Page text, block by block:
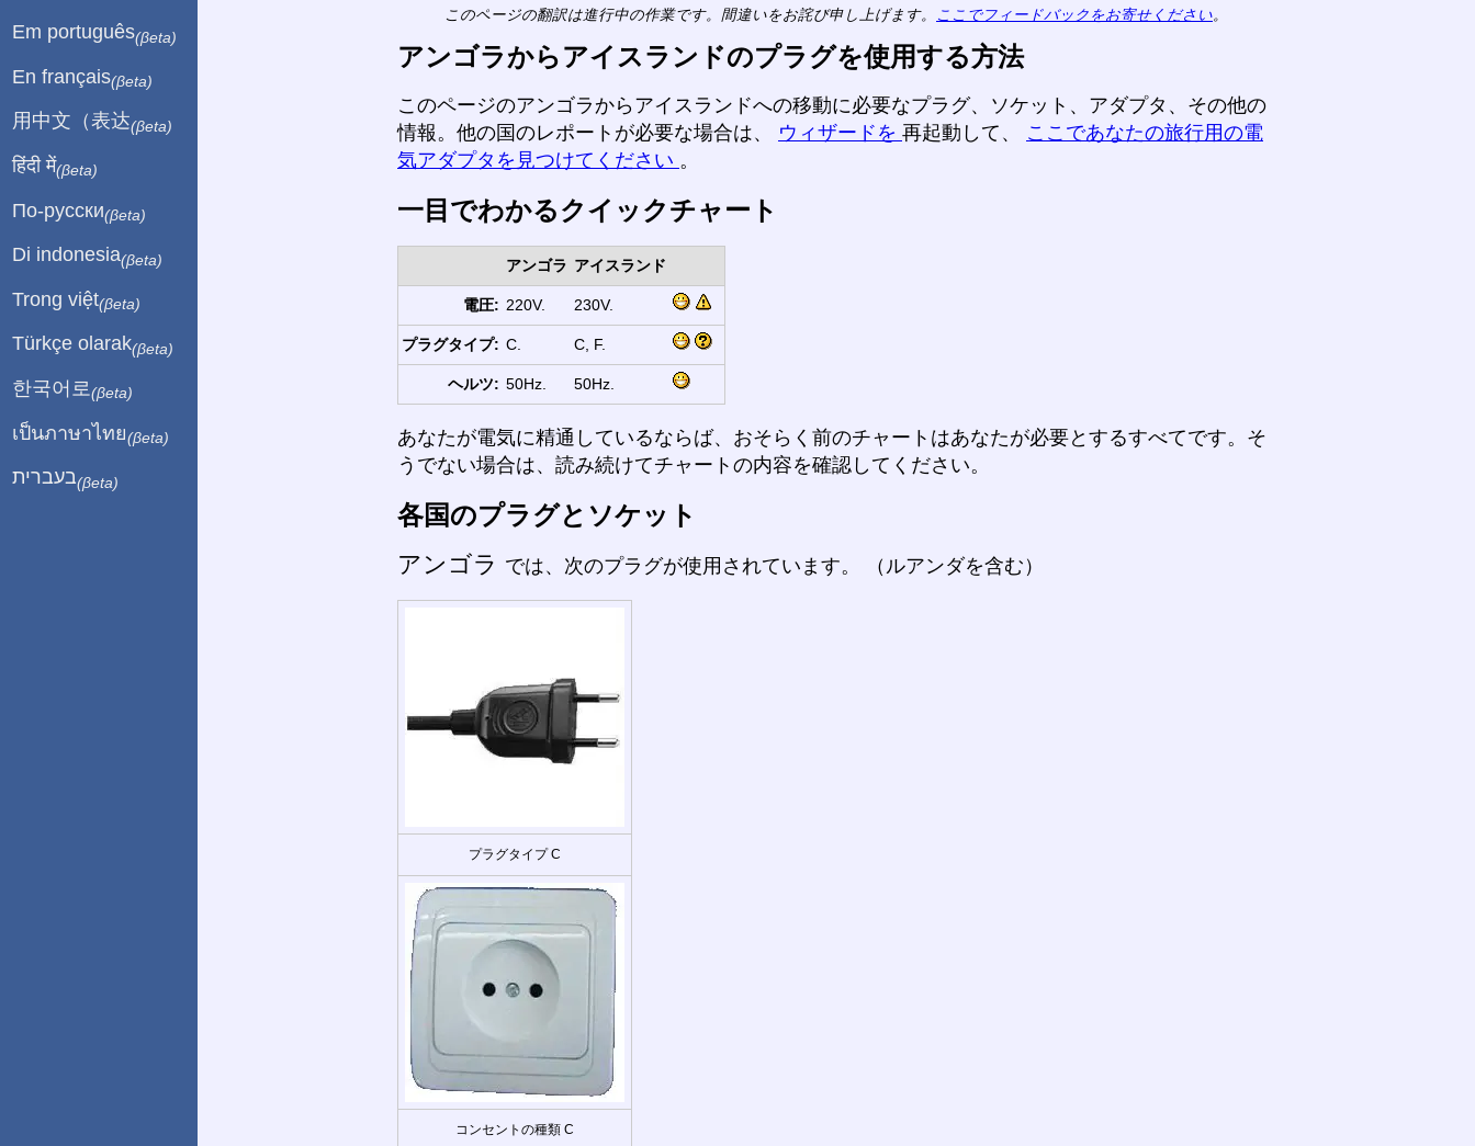
このページの翻訳は進行中の作業です。間違いをお詫び申し上げます。 ここでフィードバックをお寄せください。
アンゴラからアイスランドのプラグを使用する方法
このページのアンゴラからアイスランドへの移動に必要なプラグ、ソケット、アダプタ、その他の
情報。他の国のレポートが必要な場合は、 ウィザードを 再起動して、 ここであなたの旅行用の電
気アダプタを見つけてください 。
一目でわかるクイックチャート
アンゴラ アイスランド
電圧: 220V. 230V.
プラグタイプ: C. C, F.
ヘルツ: 50Hz. 50Hz.
あなたが電気に精通しているならば、おそらく前のチャートはあなたが必要とするすべてです。そ
うでない場合は、読み続けてチャートの内容を確認してください。
各国のプラグとソケット
アンゴラ では、次のプラグが使用されています。 （ルアンダを含む）
プラグタイプ C
コンセントの種類 C
Em português(βeta)
En français(βeta)
用中文（表达(βeta)
हिंदी में(βeta)
По-русски(βeta)
Di indonesia(βeta)
Trong việt(βeta)
Türkçe olarak(βeta)
한국어로 (βeta)
เป็นภาษาไทย(βeta)
בעברית(βeta)